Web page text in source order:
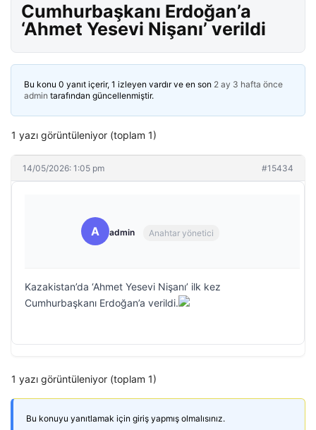
Cumhurbaşkanı Erdoğan’a
‘Ahmet Yesevi Nişanı’ verildi
Bu konu 0 yanıt içerir, 1 izleyen vardır ve en son 2 ay 3 hafta önce
admin tarafından güncellenmiştir.
1 yazı görüntüleniyor (toplam 1)
14/05/2026: 1:05 pm #15434
A admin Anahtar yönetici
Kazakistan’da ‘Ahmet Yesevi Nişanı’ ilk kez
Cumhurbaşkanı Erdoğan’a verildi.
1 yazı görüntüleniyor (toplam 1)
Bu konuyu yanıtlamak için giriş yapmış olmalısınız.